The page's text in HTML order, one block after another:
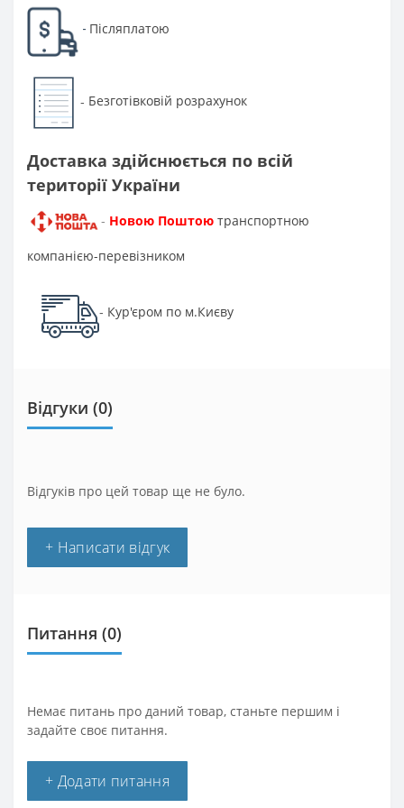
- Післяплатою
- Безготівковій розрахунок
Доставка здійснюється по всій
території України
- Новою Поштою транспортною
компанією-перевізником
- Кур'єром по м.Києву
Відгуки (0)
Відгуків про цей товар ще не було.
+ Написати відгук
Питання (0)
Немає питань про даний товар, станьте першим і
задайте своє питання.
+ Додати питання